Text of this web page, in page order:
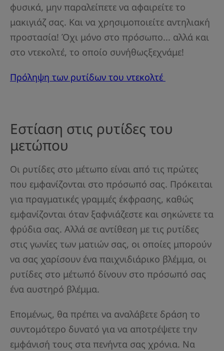
φυσικά, μην παραλείπετε να αφαιρείτε το
μακιγιάζ σας. Και να χρησιμοποιείτε αντηλιακή
προστασία! Όχι μόνο στο πρόσωπο... αλλά και
στο ντεκολτέ, το οποίο συνήθωςξεχνάμε!
Πρόληψη των ρυτίδων του ντεκολτέ
Εστίαση στις ρυτίδες του
μετώπου
Οι ρυτίδες στο μέτωπο είναι από τις πρώτες
που εμφανίζονται στο πρόσωπό σας. Πρόκειται
για πραγματικές γραμμές έκφρασης, καθώς
εμφανίζονται όταν ξαφνιάζεστε και σηκώνετε τα
φρύδια σας. Αλλά σε αντίθεση με τις ρυτίδες
στις γωνίες των ματιών σας, οι οποίες μπορούν
να σας χαρίσουν ένα παιχνιδιάρικο βλέμμα, οι
ρυτίδες στο μέτωπό δίνουν στο πρόσωπό σας
ένα αυστηρό βλέμμα.
Επομένως, θα πρέπει να αναλάβετε δράση το
συντομότερο δυνατό για να αποτρέψετε την
εμφάνισή τους στα πενήντα σας χρόνια. Να